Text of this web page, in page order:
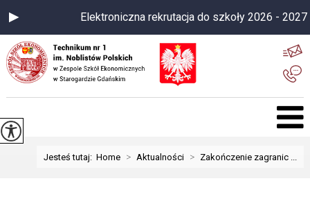
Elektroniczna rekrutacja do szkoły 2026 - 2027
Jesteś tutaj:Home > Aktualności > Zakończenie zagranic ...